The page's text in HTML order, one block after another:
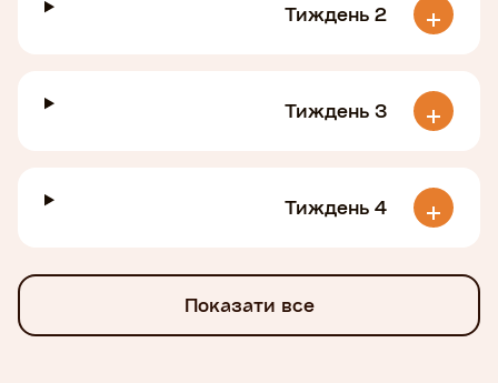
онлайн-курсів , є точкою зору авторі і не
обов'язковою відображають офіційну думку
Міністерства закордонних справ Чеськой
Тиждень 2
Тиждень 3
Тиждень 4
Показати все